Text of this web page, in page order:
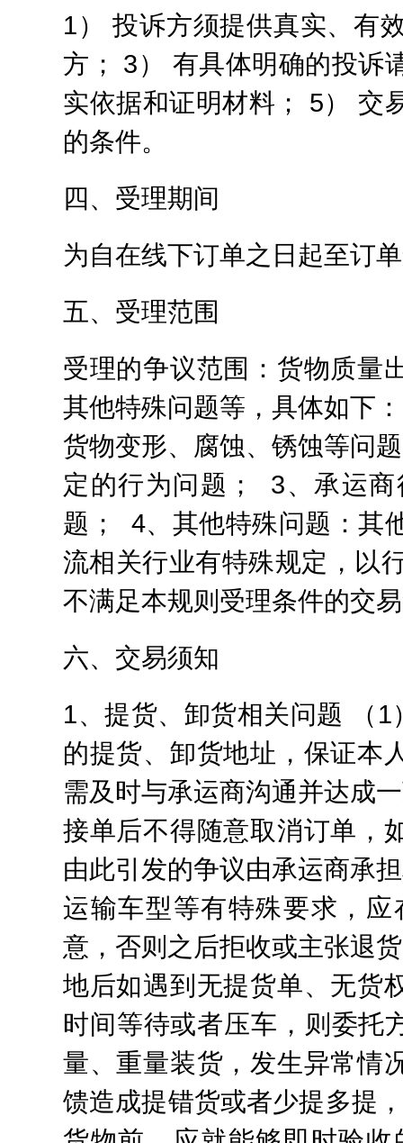
1） 投诉方须提供真实、有
方； 3） 有具体明确的投诉
实依据和证明材料； 5） 交
的条件。
四、受理期间
为自在线下订单之日起至订
五、受理范围
受理的争议范围：货物质量
其他特殊问题等，具体如下
货物变形、腐蚀、锈蚀等问
定的行为问题； 3、承运
题； 4、其他特殊问题：其
流相关行业有特殊规定，以
不满足本规则受理条件的交
六、交易须知
1、提货、卸货相关问题 （
的提货、卸货地址，保证本
需及时与承运商沟通并达成
接单后不得随意取消订单，
由此引发的争议由承运商承
运输车型等有特殊要求，
意，否则之后拒收或主张退
地后如遇到无提货单、无货
时间等待或者压车，则委托
量、重量装货，发生异常情
馈造成提错货或者少提多提